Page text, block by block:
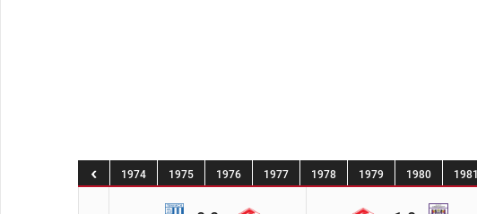
1973 1974 1975 1976 1977 1978 1979 1980 1981